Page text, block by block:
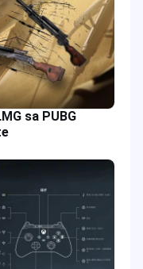
sa PUBG